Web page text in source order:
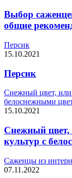
Выбор
общие
Персик
15.10.2021
Персик
Снежный цвет, или
белоснежными
15.10.2021
Снежный цвет,
культур с
Саженцы из
07.11.2022